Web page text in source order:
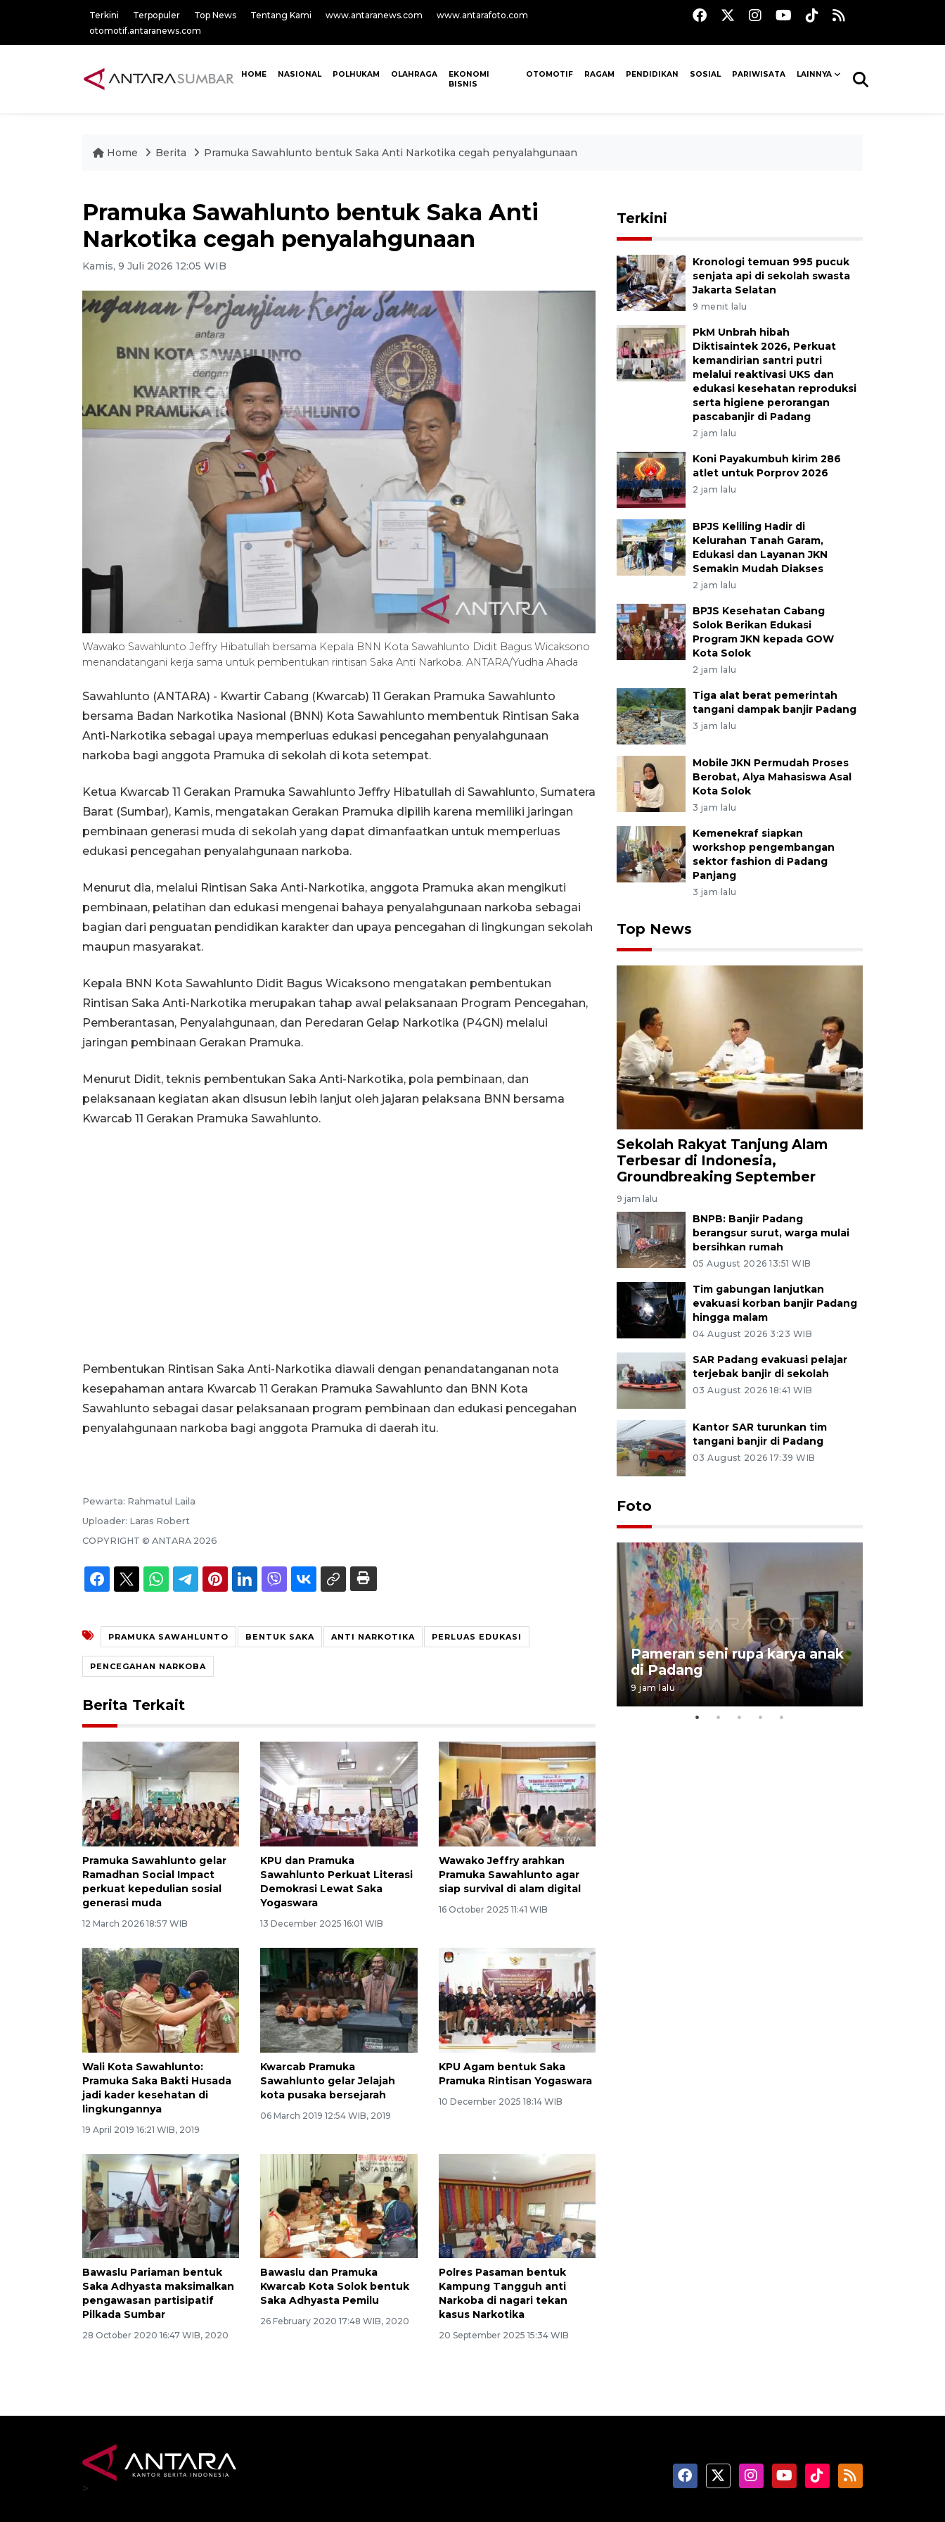
Terkini Terpopuler Top News Tentang Kami www.antaranews.com
www.antarafoto.com
otomotif.antaranews.com
HOME NASIONAL POLHUKAM OLAHRAGA
EKONOMI
BISNIS
OTOMOTIF RAGAM PENDIDIKAN SOSIAL PARIWISATA LAINNYA
Home Berita Pramuka Sawahlunto bentuk Saka Anti Narkotika cegah penyalahgunaan
Pramuka Sawahlunto bentuk Saka Anti
Narkotika cegah penyalahgunaan
Kamis, 9 Juli 2026 12:05 WIB
Wawako Sawahlunto Jeffry Hibatullah bersama Kepala BNN Kota Sawahlunto Didit Bagus Wicaksono
menandatangani kerja sama untuk pembentukan rintisan Saka Anti Narkoba. ANTARA/Yudha Ahada
Sawahlunto (ANTARA) - Kwartir Cabang (Kwarcab) 11 Gerakan Pramuka Sawahlunto
bersama Badan Narkotika Nasional (BNN) Kota Sawahlunto membentuk Rintisan Saka
Anti-Narkotika sebagai upaya memperluas edukasi pencegahan penyalahgunaan
narkoba bagi anggota Pramuka di sekolah di kota setempat.
Ketua Kwarcab 11 Gerakan Pramuka Sawahlunto Jeffry Hibatullah di Sawahlunto, Sumatera
Barat (Sumbar), Kamis, mengatakan Gerakan Pramuka dipilih karena memiliki jaringan
pembinaan generasi muda di sekolah yang dapat dimanfaatkan untuk memperluas
edukasi pencegahan penyalahgunaan narkoba.
Menurut dia, melalui Rintisan Saka Anti-Narkotika, anggota Pramuka akan mengikuti
pembinaan, pelatihan dan edukasi mengenai bahaya penyalahgunaan narkoba sebagai
bagian dari penguatan pendidikan karakter dan upaya pencegahan di lingkungan sekolah
maupun masyarakat.
Kepala BNN Kota Sawahlunto Didit Bagus Wicaksono mengatakan pembentukan
Rintisan Saka Anti-Narkotika merupakan tahap awal pelaksanaan Program Pencegahan,
Pemberantasan, Penyalahgunaan, dan Peredaran Gelap Narkotika (P4GN) melalui
jaringan pembinaan Gerakan Pramuka.
Menurut Didit, teknis pembentukan Saka Anti-Narkotika, pola pembinaan, dan
pelaksanaan kegiatan akan disusun lebih lanjut oleh jajaran pelaksana BNN bersama
Kwarcab 11 Gerakan Pramuka Sawahlunto.
Pembentukan Rintisan Saka Anti-Narkotika diawali dengan penandatanganan nota
kesepahaman antara Kwarcab 11 Gerakan Pramuka Sawahlunto dan BNN Kota
Sawahlunto sebagai dasar pelaksanaan program pembinaan dan edukasi pencegahan
penyalahgunaan narkoba bagi anggota Pramuka di daerah itu.
Pewarta: Rahmatul Laila
Uploader: Laras Robert
COPYRIGHT © ANTARA 2026
PRAMUKA SAWAHLUNTO BENTUK SAKA ANTI NARKOTIKA PERLUAS EDUKASI
PENCEGAHAN NARKOBA
Berita Terkait
Pramuka Sawahlunto gelar
Ramadhan Social Impact
perkuat kepedulian sosial
generasi muda
12 March 2026 18:57 WIB
KPU dan Pramuka
Sawahlunto Perkuat Literasi
Demokrasi Lewat Saka
Yogaswara
13 December 2025 16:01 WIB
Wawako Jeffry arahkan
Pramuka Sawahlunto agar
siap survival di alam digital
16 October 2025 11:41 WIB
Wali Kota Sawahlunto:
Pramuka Saka Bakti Husada
jadi kader kesehatan di
lingkungannya
19 April 2019 16:21 WIB, 2019
Kwarcab Pramuka
Sawahlunto gelar Jelajah
kota pusaka bersejarah
06 March 2019 12:54 WIB, 2019
KPU Agam bentuk Saka
Pramuka Rintisan Yogaswara
10 December 2025 18:14 WIB
Bawaslu Pariaman bentuk
Saka Adhyasta maksimalkan
pengawasan partisipatif
Pilkada Sumbar
28 October 2020 16:47 WIB, 2020
Bawaslu dan Pramuka
Kwarcab Kota Solok bentuk
Saka Adhyasta Pemilu
26 February 2020 17:48 WIB, 2020
Polres Pasaman bentuk
Kampung Tangguh anti
Narkoba di nagari tekan
kasus Narkotika
20 September 2025 15:34 WIB
Terkini
Kronologi temuan 995 pucuk
senjata api di sekolah swasta
Jakarta Selatan
9 menit lalu
PkM Unbrah hibah
Diktisaintek 2026, Perkuat
kemandirian santri putri
melalui reaktivasi UKS dan
edukasi kesehatan reproduksi
serta higiene perorangan
pascabanjir di Padang
2 jam lalu
Koni Payakumbuh kirim 286
atlet untuk Porprov 2026
2 jam lalu
BPJS Keliling Hadir di
Kelurahan Tanah Garam,
Edukasi dan Layanan JKN
Semakin Mudah Diakses
2 jam lalu
BPJS Kesehatan Cabang
Solok Berikan Edukasi
Program JKN kepada GOW
Kota Solok
2 jam lalu
Tiga alat berat pemerintah
tangani dampak banjir Padang
3 jam lalu
Mobile JKN Permudah Proses
Berobat, Alya Mahasiswa Asal
Kota Solok
3 jam lalu
Kemenekraf siapkan
workshop pengembangan
sektor fashion di Padang
Panjang
3 jam lalu
Top News
Sekolah Rakyat Tanjung Alam
Terbesar di Indonesia,
Groundbreaking September
9 jam lalu
BNPB: Banjir Padang
berangsur surut, warga mulai
bersihkan rumah
05 August 2026 13:51 WIB
Tim gabungan lanjutkan
evakuasi korban banjir Padang
hingga malam
04 August 2026 3:23 WIB
SAR Padang evakuasi pelajar
terjebak banjir di sekolah
03 August 2026 18:41 WIB
Kantor SAR turunkan tim
tangani banjir di Padang
03 August 2026 17:39 WIB
Foto
Penyelesaian pembentukan
Pameran seni rupa karya anak
di Padang
9 jam lalu
>